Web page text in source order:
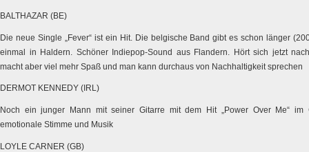
BALTHAZAR (BE)
Die neue Single „Fever“ ist ein Hit. Die belgische Band gibt es schon länger
einmal in Haldern. Schöner Indiepop-Sound aus Flandern. Hört sich jetzt
macht aber viel mehr Spaß und man kann durchaus von Nachhaltigkeit sprechen
DERMOT KENNEDY (IRL)
Noch ein junger Mann mit seiner Gitarre mit dem Hit „Power Over Me“ im
emotionale Stimme und Musik
LOYLE CARNER (GB)